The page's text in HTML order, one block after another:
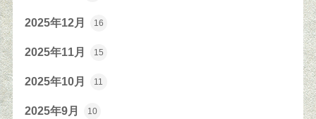
2025年12月 16
2025年11月 15
2025年10月 11
2025年9月 10